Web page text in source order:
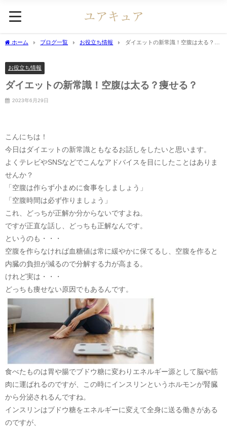
ホーム ブログ一覧 お役立ち情報
ダイエットの新常識！空腹は太る？痩
お役立ち情報
ダイエットの新常識！空腹は太る？痩せる？
2023年6月29日
こんにちは！
今日はダイエットの新常識ともなるお話しをしたいと思います。
よくテレビやSNSなどでこんなアドバイスを目にしたことはありま
せんか？
「空腹は作らず小まめに食事をしましょう」
「空腹時間は必ず作りましょう」
これ、どっちが正解か分からないですよね。
ですが正直な話し、どっちも正解なんです。
というのも・・・
空腹を作らなければ血糖値は常に緩やかに保てるし、空腹を作ると
内臓の負担が減るので分解する力が高まる。
けれど実は・・・
どっちも痩せない原因でもあるんです。
食べたものは胃や腸でブドウ糖に変わりエネルギー源として脳や筋
肉に運ばれるのですが、この時にインスリンというホルモンが腎臓
から分泌されるんですね。
インスリンはブドウ糖をエネルギーに変えて全身に送る働きがある
のですが、